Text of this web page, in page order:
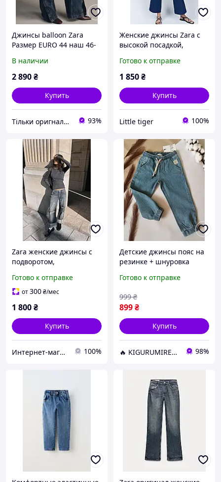
Джинсы balloon Zara
Размер EURO 44 наш 46-
посадка Лимитированная
серия
В наличии
2 890₴
Купить
Тільки оригнали - інтернет-магазин якісного одягу, взуття та іграшок "Zvettik" 93%
Женские джинсы Zara с
высокой посадкой,
Готово к отправке
1 850₴
Купить
Little tiger 100%
Zara женские джинсы с
подворотом,
цвета
р.EU34(XS),EU36(S),EU38(M
Готово к отправке
от300₴/мес
1 800₴
Купить
Интернет-магазин »Мультибренд» 100%
Детские джинсы пояс на
резинке + шнуровка
синие 92 р
Готово к отправке
899₴
999 ₴
Купить
🔥 KIGURUMIREV 🔥 ➡ магазин ярких подарков 98%